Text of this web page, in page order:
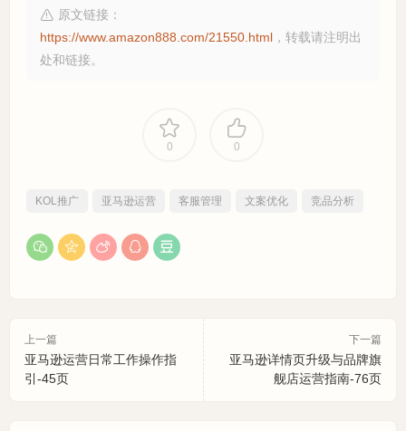
原文链接：
https://www.amazon888.com/21550.html ，转载请注明出
处和链接。
0 0
KOL推广 亚马逊运营 客服管理 文案优化 竞品分析
上一篇
亚马逊运营日常工作操作指
引-45页
下一篇
亚马逊详情页升级与品牌旗
舰店运营指南-76页